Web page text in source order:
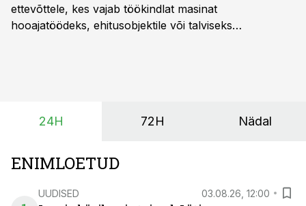
ettevõttele, kes vajab töökindlat masinat
hooajatöödeks, ehitusobjektile või talviseks
on suurim ning iga töötund on oluline.
24H 72H Nädal
ENIMLOETUD
UUDISED 03.08.26, 12:00